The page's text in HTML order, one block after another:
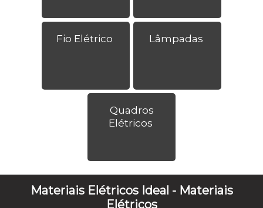
Fio Elétrico Lâmpadas
Quadros
Elétricos
Materiais Elétricos Ideal - Materiais
Elétricos